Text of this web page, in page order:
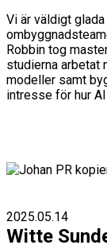
Vi är väldigt
Robbin tog
studierna arbetat
modeller samt
intresse för hur
2025.05.14
Witte